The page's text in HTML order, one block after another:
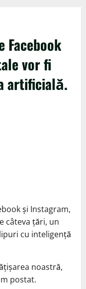
Facebook
vor fi
artificială.
și Instagram,
câteva țări, un
cu inteligență
noastră,
postat.